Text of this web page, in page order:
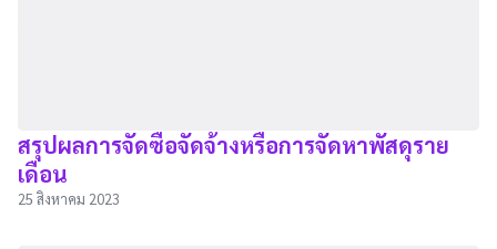
สรุปผลการจัดซื้อจัดจ้างหรือการจัดหาพัสดุราย
เดือน
25 สิงหาคม 2023